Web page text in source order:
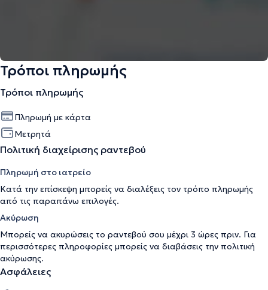
Τρόποι πληρωμής
Τρόποι πληρωμής
Πληρωμή με κάρτα
Μετρητά
Πολιτική διαχείρισης ραντεβού
Πληρωμή στο ιατρείο
Κατά την επίσκεψη μπορείς να διαλέξεις τον τρόπο πληρωμής
από τις παραπάνω επιλογές.
Ακύρωση
Μπορείς να ακυρώσεις το ραντεβού σου μέχρι 3 ώρες πριν. Για
περισσότερες πληροφορίες μπορείς να διαβάσεις την πολιτική
ακύρωσης.
Ασφάλειες